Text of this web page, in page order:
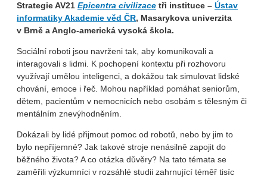
Strategie AV21 Epicentra civilizace tři instituce – Ústav
informatiky Akademie věd ČR, Masarykova univerzita
v Brně a Anglo-americká vysoká škola.
Sociální roboti jsou navrženi tak, aby komunikovali a
interagovali s lidmi. K pochopení kontextu při rozhovoru
využívají umělou inteligenci, a dokážou tak simulovat lidské
chování, emoce i řeč. Mohou například pomáhat seniorům,
dětem, pacientům v nemocnicích nebo osobám s tělesným či
mentálním znevýhodněním.
Dokázali by lidé přijmout pomoc od robotů, nebo by jim to
bylo nepříjemné? Jak takové stroje nenásilně zapojit do
běžného života? A co otázka důvěry? Na tato témata se
zaměřili výzkumníci v rozsáhlé studii zahrnující téměř tisíc